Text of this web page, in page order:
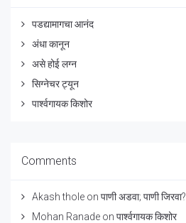
पडद्यामागचा आनंद
अंधा कानून
असे होई लग्न
सिग्नेचर ट्यून
पार्श्वगायक किशोर
Comments
Akash thole on पाणी अडवा; पाणी जिरवा?
Mohan Ranade on पार्श्वगायक किशोर